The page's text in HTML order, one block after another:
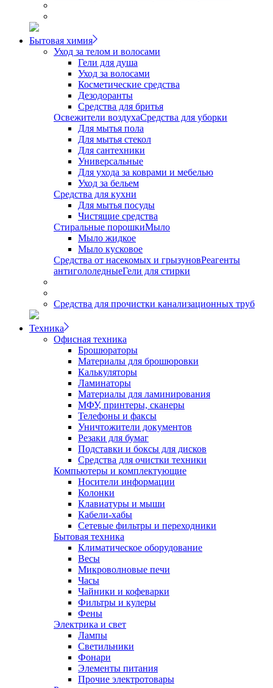
Бытовая химия
Уход за телом и волосами
Гели для душа
Уход за волосами
Косметические средства
Дезодоранты
Средства для бритья
Освежители воздухаСредства для уборки
Для мытья пола
Для мытья стекол
Для сантехники
Универсальные
Для ухода за коврами и мебелью
Уход за бельем
Средства для кухни
Для мытья посуды
Чистящие средства
Стиральные порошкиМыло
Мыло жидкое
Мыло кусковое
Средства от насекомых и грызуновРеагенты
антигололедныеГели для стирки
Средства для прочистки канализационных труб
Техника
Офисная техника
Брошюраторы
Материалы для брошюровки
Калькуляторы
Ламинаторы
Материалы для ламинирования
МФУ, принтеры, сканеры
Телефоны и факсы
Уничтожители документов
Резаки для бумаг
Подставки и боксы для дисков
Средства для очистки техники
Компьютеры и комплектующие
Носители информации
Колонки
Клавиатуры и мыши
Кабели-хабы
Сетевые фильтры и переходники
Бытовая техника
Климатическое оборудование
Весы
Микроволновые печи
Часы
Чайники и кофеварки
Фильтры и кулеры
Фены
Электрика и свет
Лампы
Светильники
Фонари
Элементы питания
Прочие электротовары